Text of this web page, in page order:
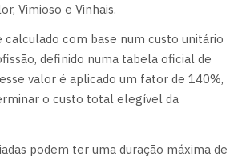
Vimioso e Vinhais.
com base num custo unitário
definido numa tabela oficial de
valor é aplicado um fator de 140%,
o custo total elegível da
podem ter uma duração máxima de